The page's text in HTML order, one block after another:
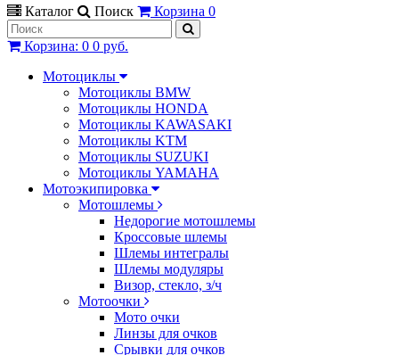
Каталог Поиск Корзина 0
Корзина: 0 0 руб.
Мотоциклы
Мотоциклы BMW
Мотоциклы HONDA
Мотоциклы KAWASAKI
Мотоциклы KTM
Мотоциклы SUZUKI
Мотоциклы YAMAHA
Мотоэкипировка
Мотошлемы
Недорогие мотошлемы
Кроссовые шлемы
Шлемы интегралы
Шлемы модуляры
Визор, стекло, з/ч
Мотоочки
Мото очки
Линзы для очков
Срывки для очков